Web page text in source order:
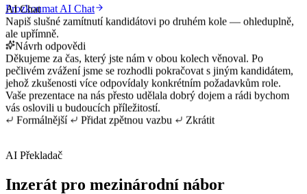
Prozkoumat AI Chat
AI Chat
Napiš slušné zamítnutí kandidátovi po druhém kole — ohleduplně,
ale upřímně.
Návrh odpovědi
Děkujeme za čas, který jste nám v obou kolech věnoval. Po
pečlivém zvážení jsme se rozhodli pokračovat s jiným kandidátem,
jehož zkušenosti více odpovídaly konkrétním požadavkům role.
Vaše prezentace na nás přesto udělala dobrý dojem a rádi bychom
vás oslovili u budoucích příležitostí.
Formálnější
Přidat zpětnou vazbu Zkrátit
AI Překladač
Inzerát pro mezinárodní nábor